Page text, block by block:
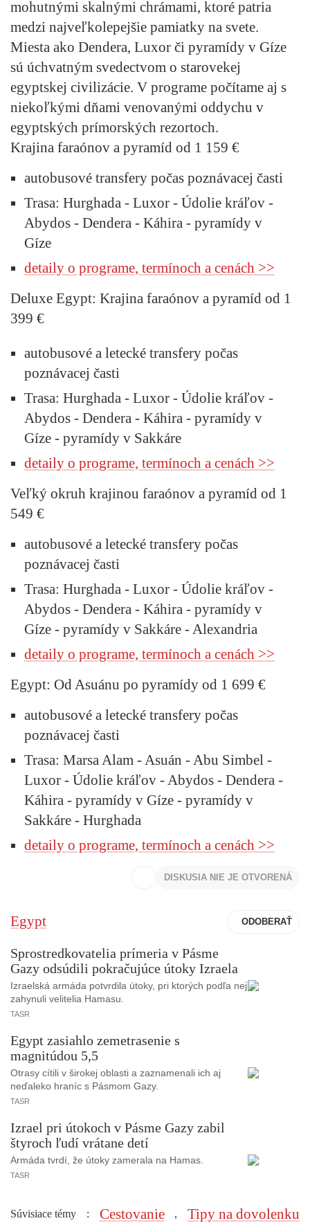
mohutnými skalnými chrámami, ktoré patria
medzi najveľkolepejšie pamiatky na svete.
Miesta ako Dendera, Luxor či pyramídy v Gíze
sú úchvatným svedectvom o starovekej
egyptskej civilizácie. V programe počítame aj s
niekoľkými dňami venovanými oddychu v
egyptských prímorských rezortoch.
Krajina faraónov a pyramíd od 1 159 €
autobusové transfery počas poznávacej časti
Trasa: Hurghada - Luxor - Údolie kráľov -
Abydos - Dendera - Káhira - pyramídy v
Gíze
detaily o programe, termínoch a cenách >>
Deluxe Egypt: Krajina faraónov a pyramíd od 1
399 €
autobusové a letecké transfery počas
poznávacej časti
Trasa: Hurghada - Luxor - Údolie kráľov -
Abydos - Dendera - Káhira - pyramídy v
Gíze - pyramídy v Sakkáre
detaily o programe, termínoch a cenách >>
Veľký okruh krajinou faraónov a pyramíd od 1
549 €
autobusové a letecké transfery počas
poznávacej časti
Trasa: Hurghada - Luxor - Údolie kráľov -
Abydos - Dendera - Káhira - pyramídy v
Gíze - pyramídy v Sakkáre - Alexandria
detaily o programe, termínoch a cenách >>
Egypt: Od Asuánu po pyramídy od 1 699 €
autobusové a letecké transfery počas
poznávacej časti
Trasa: Marsa Alam - Asuán - Abu Simbel -
Luxor - Údolie kráľov - Abydos - Dendera -
Káhira - pyramídy v Gíze - pyramídy v
Sakkáre - Hurghada
detaily o programe, termínoch a cenách >>
DISKUSIA NIE JE OTVORENÁ
Egypt
Sprostredkovatelia prímeria v Pásme
Gazy odsúdili pokračujúce útoky Izraela
Izraelská armáda potvrdila útoky, pri ktorých podľa nej
zahynuli velitelia Hamasu.
TASR
Egypt zasiahlo zemetrasenie s
magnitúdou 5,5
Otrasy cítili v širokej oblasti a zaznamenali ich aj
neďaleko hraníc s Pásmom Gazy.
TASR
Izrael pri útokoch v Pásme Gazy zabil
štyroch ľudí vrátane detí
Armáda tvrdí, že útoky zamerala na Hamas.
TASR
Súvisiace témy : Cestovanie , Tipy na dovolenku